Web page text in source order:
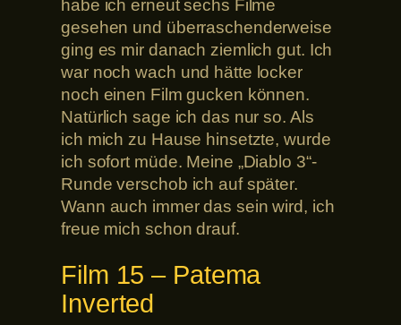
habe ich erneut sechs Filme
gesehen und überraschenderweise
ging es mir danach ziemlich gut. Ich
war noch wach und hätte locker
noch einen Film gucken können.
Natürlich sage ich das nur so. Als
ich mich zu Hause hinsetzte, wurde
ich sofort müde. Meine „Diablo 3“-
Runde verschob ich auf später.
Wann auch immer das sein wird, ich
freue mich schon drauf.
Film 15 – Patema
Inverted